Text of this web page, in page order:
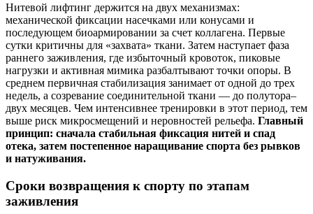
Нитевой лифтинг держится на двух механизмах:
механической фиксации насечками или конусами и
последующем биоармировании за счет коллагена. Первые
сутки критичны для «захвата» ткани. Затем наступает фаза
раннего заживления, где избыточный кровоток, пиковые
нагрузки и активная мимика разбалтывают точки опоры. В
среднем первичная стабилизация занимает от одной до трех
недель, а созревание соединительной ткани — до полутора–
двух месяцев. Чем интенсивнее тренировки в этот период, тем
выше риск микросмещений и неровностей рельефа. Главный
принцип: сначала стабильная фиксация нитей и спад
отека, затем постепенное наращивание спорта без рывков
и натуживания.
Сроки возвращения к спорту по этапам
заживления